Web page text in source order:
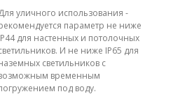
уличного использования -
параметр не ниже
для настенных и потолочных
И не ниже IP65 для
светильников с
временным
под воду.